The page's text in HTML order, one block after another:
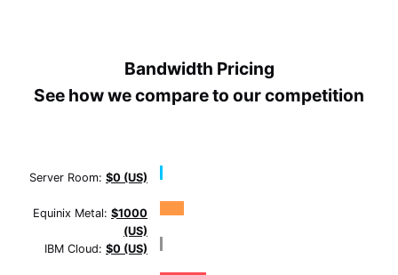
Bandwidth Pricing
See how we compare to our competition
Server Room: $0 (US)
Equinix Metal: $1000
(US)
IBM Cloud: $0 (US)